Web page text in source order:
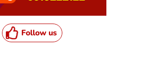
Follow us